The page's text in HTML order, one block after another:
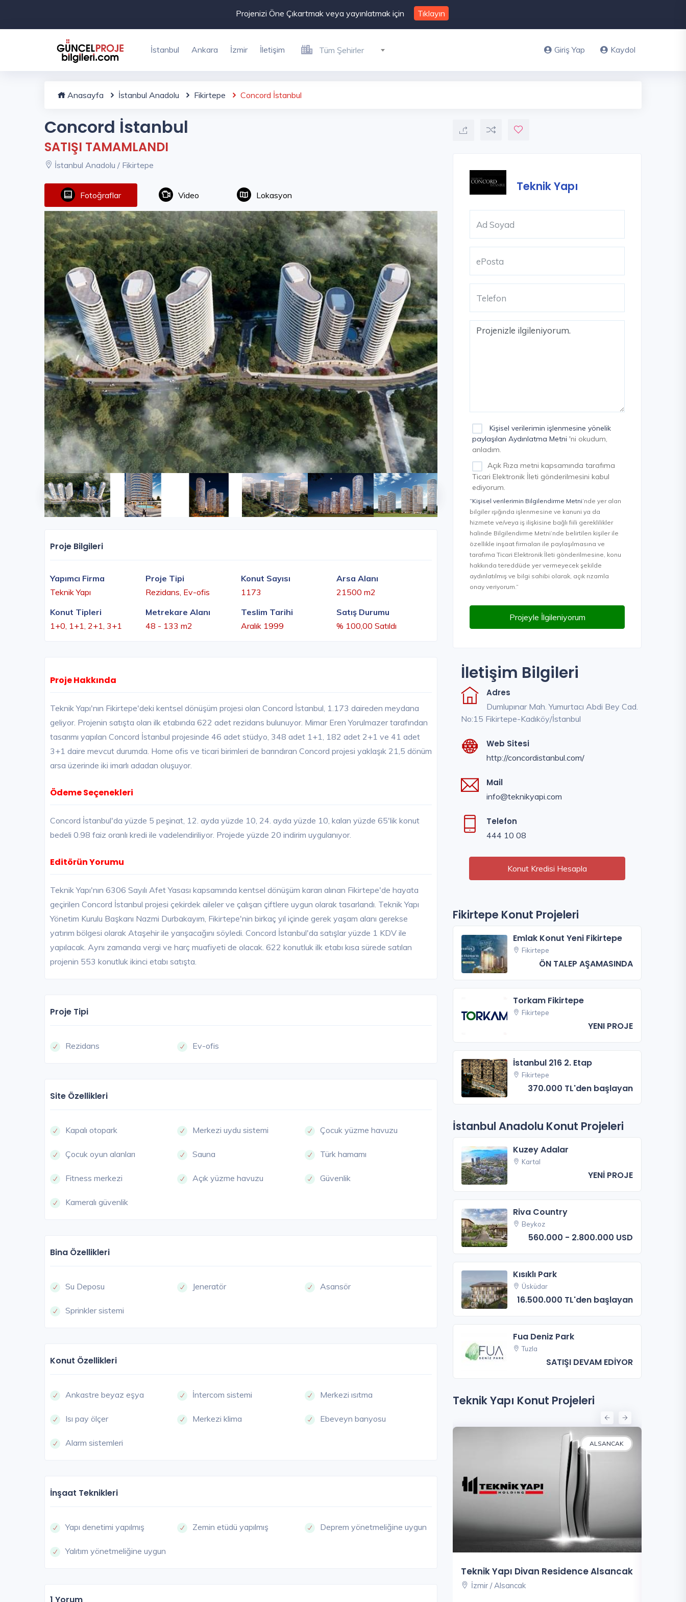
Projenizi Öne Çıkartmak veya yayınlatmak için Tıklayın
İstanbul Ankara İzmir İletişim Tüm Şehirler Giriş Yap Kaydol
Anasayfa İstanbul Anadolu Fikirtepe Concord İstanbul
Concord İstanbul
SATIŞI TAMAMLANDI
İstanbul Anadolu / Fikirtepe
Fotoğraflar Video Lokasyon
Proje Bilgileri
Yapımcı Firma
Teknik Yapı
Proje Tipi
Rezidans, Ev-ofis
Konut Sayısı
1173
Arsa Alanı
21500 m2
Konut Tipleri
1+0, 1+1, 2+1, 3+1
Metrekare Alanı
48 - 133 m2
Teslim Tarihi
Aralık 1999
Satış Durumu
% 100,00 Satıldı
Proje Hakkında
Teknik Yapı'nın Fikirtepe'deki kentsel dönüşüm projesi olan Concord İstanbul, 1.173 daireden meydana
geliyor. Projenin satışta olan ilk etabında 622 adet rezidans bulunuyor. Mimar Eren Yorulmazer tarafından
tasarımı yapılan Concord İstanbul projesinde 46 adet stüdyo, 348 adet 1+1, 182 adet 2+1 ve 41 adet
3+1 daire mevcut durumda. Home ofis ve ticari birimleri de barındıran Concord projesi yaklaşık 21,5 dönüm
arsa üzerinde iki imarlı adadan oluşuyor.
Ödeme Seçenekleri
Concord İstanbul'da yüzde 5 peşinat, 12. ayda yüzde 10, 24. ayda yüzde 10, kalan yüzde 65'lik konut
bedeli 0.98 faiz oranlı kredi ile vadelendiriliyor. Projede yüzde 20 indirim uygulanıyor.
Editörün Yorumu
Teknik Yapı'nın 6306 Sayılı Afet Yasası kapsamında kentsel dönüşüm kararı alınan Fikirtepe'de hayata
geçirilen Concord İstanbul projesi çekirdek aileler ve çalışan çiftlere uygun olarak tasarlandı. Teknik Yapı
Yönetim Kurulu Başkanı Nazmi Durbakayım, Fikirtepe'nin birkaç yıl içinde gerek yaşam alanı gerekse
yatırım bölgesi olarak Ataşehir ile yarışacağını söyledi. Concord İstanbul'da satışlar yüzde 1 KDV ile
yapılacak. Aynı zamanda vergi ve harç muafiyeti de olacak. 622 konutluk ilk etabı kısa sürede satılan
projenin 553 konutluk ikinci etabı satışta.
Proje Tipi
Rezidans Ev-ofis
Site Özellikleri
Kapalı otopark Merkezi uydu sistemi Çocuk yüzme havuzu
Çocuk oyun alanları Sauna Türk hamamı
Fitness merkezi Açık yüzme havuzu Güvenlik
Kameralı güvenlik
Bina Özellikleri
Su Deposu Jeneratör Asansör
Sprinkler sistemi
Konut Özellikleri
Ankastre beyaz eşya İntercom sistemi Merkezi ısıtma
Isı pay ölçer Merkezi klima Ebeveyn banyosu
Alarm sistemleri
İnşaat Teknikleri
Yapı denetimi yapılmış Zemin etüdü yapılmış Deprem yönetmeliğine uygun
Yalıtım yönetmeliğine uygun
Teknik Yapı
Kişisel verilerimin işlenmesine yönelik
paylaşılan Aydınlatma Metni 'ni okudum,
anladım.
Açık Rıza metni kapsamında tarafıma
Ticari Elektronik İleti gönderilmesini kabul
ediyorum.
“Kişisel verilerimin Bilgilendirme Metni’nde yer alan
bilgiler ışığında işlenmesine ve kanuni ya da
hizmete ve/veya iş ilişkisine bağlı fiili gereklilikler
halinde Bilgilendirme Metni’nde belirtilen kişiler ile
özellikle inşaat firmaları ile paylaşılmasına ve
tarafıma Ticari Elektronik İleti gönderilmesine, konu
hakkında tereddüde yer vermeyecek şekilde
aydınlatılmış ve bilgi sahibi olarak, açık rızamla
onay veriyorum.”
Projeyle İlgileniyorum
İletişim Bilgileri
Adres
Dumlupınar Mah. Yumurtacı Abdi Bey Cad.
No:15 Fikirtepe-Kadıköy/İstanbul
Web Sitesi
http://concordistanbul.com/
Mail
info@teknikyapi.com
Telefon
444 10 08
Konut Kredisi Hesapla
Fikirtepe Konut Projeleri
Emlak Konut Yeni Fikirtepe
Fikirtepe
ÖN TALEP AŞAMASINDA
Torkam Fikirtepe
Fikirtepe
YENI PROJE
İstanbul 216 2. Etap
Fikirtepe
370.000 TL'den başlayan
İstanbul Anadolu Konut Projeleri
Kuzey Adalar
Kartal
YENİ PROJE
Riva Country
Beykoz
560.000 - 2.800.000 USD
Kısıklı Park
Üsküdar
16.500.000 TL'den başlayan
Fua Deniz Park
Tuzla
SATIŞI DEVAM EDİYOR
Teknik Yapı Konut Projeleri
ALSANCAK
Teknik Yapı Divan Residence Alsancak
İzmir / Alsancak